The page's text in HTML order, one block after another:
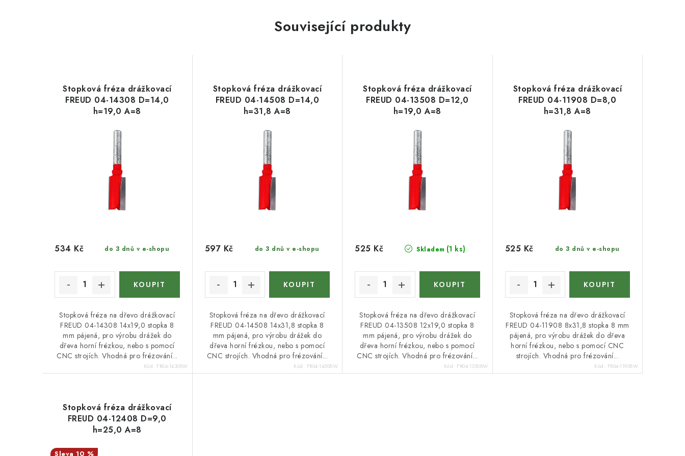
Související produkty
Stopková fréza drážkovací
FREUD 04-14308 D=14,0
h=19,0 A=8
do 3 dnů v e-shopu
534 Kč
Stopková fréza na dřevo drážkovací
FREUD 04-14308 14x19,0 stopka 8
mm pájená, pro výrobu drážek do
dřeva horní frézkou, nebo s pomocí
CNC strojích. Vhodná pro frézování...
Kód: FR04-14308W
Stopková fréza drážkovací
FREUD 04-14508 D=14,0
h=31,8 A=8
do 3 dnů v e-shopu
597 Kč
Stopková fréza na dřevo drážkovací
FREUD 04-14508 14x31,8 stopka 8
mm pájená, pro výrobu drážek do
dřeva horní frézkou, nebo s pomocí
CNC strojích. Vhodná pro frézování...
Kód: FR04-14508W
Stopková fréza drážkovací
FREUD 04-13508 D=12,0
h=19,0 A=8
Skladem (1 ks)
525 Kč
Stopková fréza na dřevo drážkovací
FREUD 04-13508 12x19,0 stopka 8
mm pájená, pro výrobu drážek do
dřeva horní frézkou, nebo s pomocí
CNC strojích. Vhodná pro frézování...
Kód: FR04-13508W
Stopková fréza drážkovací
FREUD 04-11908 D=8,0
h=31,8 A=8
do 3 dnů v e-shopu
525 Kč
Stopková fréza na dřevo drážkovací
FREUD 04-11908 8x31,8 stopka 8 mm
pájená, pro výrobu drážek do dřeva
horní frézkou, nebo s pomocí CNC
strojích. Vhodná pro frézování...
Kód: FR04-11908W
Stopková fréza drážkovací
FREUD 04-12408 D=9,0
h=25,0 A=8
10 %